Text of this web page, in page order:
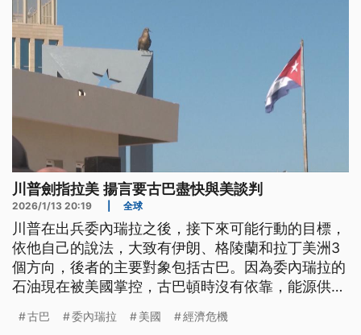
川普劍指拉美 揚言要古巴盡快與美談判
2026/1/13 20:19 全球
川普在出兵委內瑞拉之後，接下來可能行動的目標，
依他自己的說法，大致有伊朗、格陵蘭和拉丁美洲3
個方向，後者的主要對象包括古巴。因為委內瑞拉的
石油現在被美國掌控，古巴頓時沒有依靠，能源供應
「為時已晚」之前，趕快來跟美國談判。
古巴 委內瑞拉 美國 經濟危機